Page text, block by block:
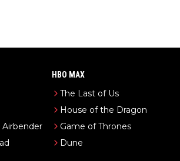
Airbender
HBO MAX
The Last of Us
House of the Dragon
Game of Thrones
Dune